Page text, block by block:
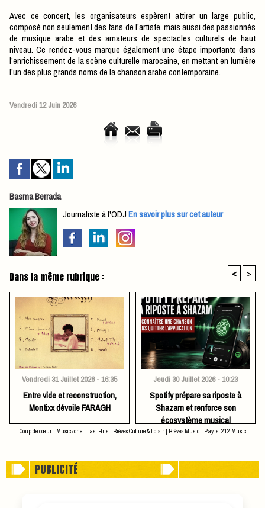
Avec ce concert, les organisateurs espèrent attirer un large public,
composé non seulement des fans de l’artiste, mais aussi des passionnés
de musique arabe et des amateurs de spectacles culturels de haut
niveau. Ce rendez-vous marque également une étape importante dans
l’enrichissement de la scène culturelle marocaine, en mettant en lumière
l’un des plus grands noms de la chanson arabe contemporaine.
Vendredi 12 Juin 2026
Basma Berrada
Journaliste à l'ODJEn savoir plus sur cet auteur
Dans la même rubrique : < >
Vendredi 31 Juillet 2026 - 16:35
Entre vide et reconstruction,
Montixx dévoile FARAGH
Jeudi 30 Juillet 2026 - 10:23
Spotify prépare sa riposte à
Shazam et renforce son
écosystème musical
Coup de cœur | Musiczone | Last Hits | Brèves Culture & Loisir | Brèves Music | Playlist 212 Music
PUBLICITÉ